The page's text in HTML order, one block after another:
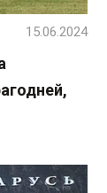
15.06.2024